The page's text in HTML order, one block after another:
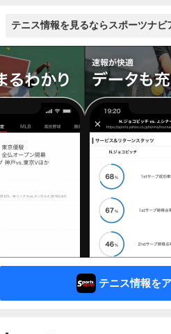
テニス情報を見るならスポーツナビ
テニス情報を